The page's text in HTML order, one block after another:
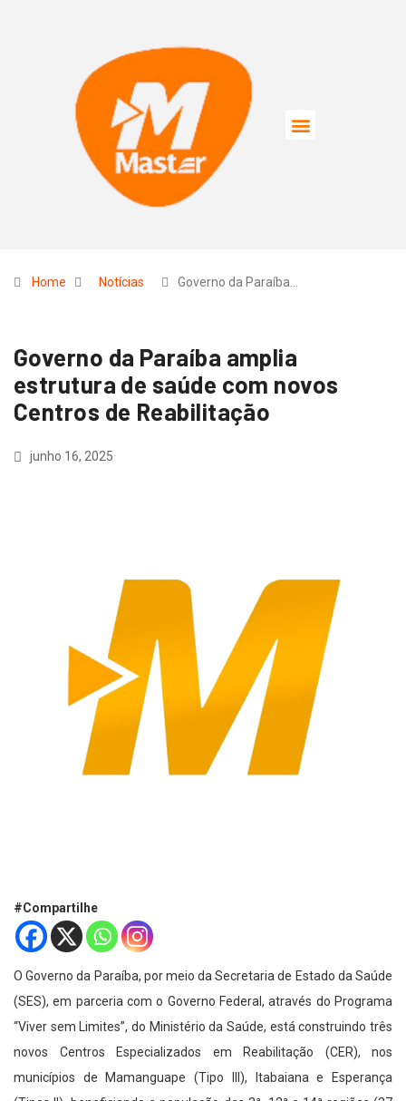
Home Notícias Governo da Paraíba…
Governo da Paraíba amplia
estrutura de saúde com novos
Centros de Reabilitação
junho 16, 2025
#Compartilhe
O Governo da Paraíba, por meio da Secretaria de Estado da Saúde
(SES), em parceria com o Governo Federal, através do Programa
“Viver sem Limites”, do Ministério da Saúde, está construindo três
novos Centros Especializados em Reabilitação (CER),
nos
municípios de Mamanguape (Tipo III), Itabaiana e Esperança